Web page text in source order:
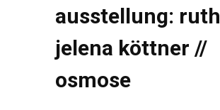
ausstellung: ruth
jelena köttner //
osmose